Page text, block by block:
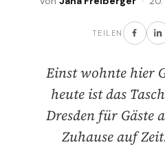
TEILEN
Einst wohnte hier
heute ist das
Dresden für Gäste
Zuhause auf